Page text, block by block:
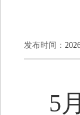
发布时间：
5